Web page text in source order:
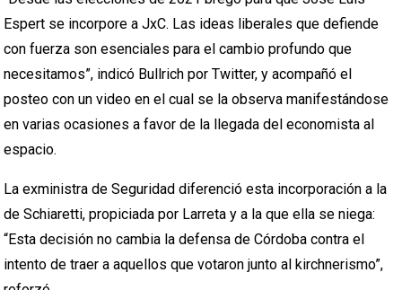
Espert se incorpore a JxC. Las ideas liberales que defiende
con fuerza son esenciales para el cambio profundo que
necesitamos”, indicó Bullrich por Twitter, y acompañó el
posteo con un video en el cual se la observa manifestándose
en varias ocasiones a favor de la llegada del economista al
espacio.
La exministra de Seguridad diferenció esta incorporación a la
de Schiaretti, propiciada por Larreta y a la que ella se niega:
“Esta decisión no cambia la defensa de Córdoba contra el
intento de traer a aquellos que votaron junto al kirchnerismo”,